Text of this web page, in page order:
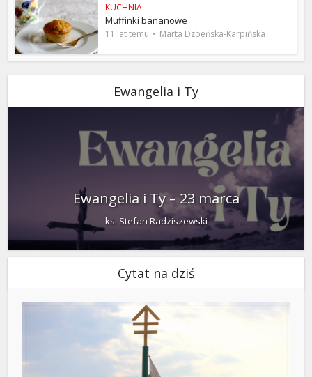
KUCHNIA
Muffinki bananowe
11 lat temu Marta Dzbeńska-Karpińska
Ewangelia i Ty
Ewangelia i Ty – 23 marca
ks. Stefan Radziszewski
Cytat na dziś